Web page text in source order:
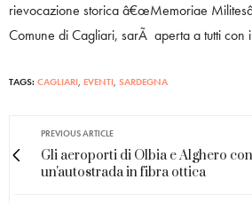
rievocazione storica â€œMemoriae
Comune di Cagliari, sarÃ aperta a tutti con
TAGS: CAGLIARI, EVENTI, SARDEGNA
PREVIOUS ARTICLE
Gli aeroporti di Olbia e Alghero
un'autostrada in fibra ottica